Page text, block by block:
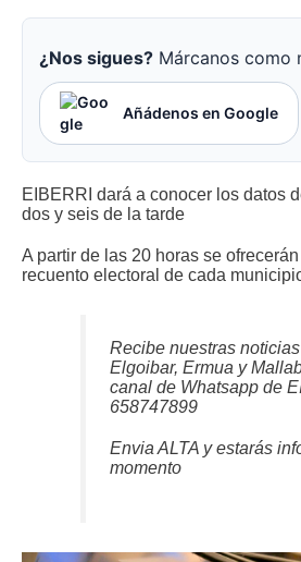
¿Nos sigues? Márcanos como
Añádenos en Google
EIBERRI dará a conocer los datos
dos y seis de la tarde
A partir de las 20 horas se
recuento electoral de cada
Recibe nuestras
Elgoibar, Ermua y
canal de Whatsapp de
658747899
Envia ALTA y estarás
momento